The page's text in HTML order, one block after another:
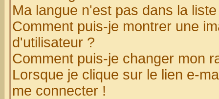
Ma langue n'est pas dans la
Comment puis-je montrer une
d'utilisateur ?
Comment puis-je changer mon
Lorsque je clique sur le lien e-
me connecter !